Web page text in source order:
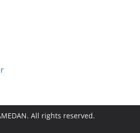
All rights reserved.